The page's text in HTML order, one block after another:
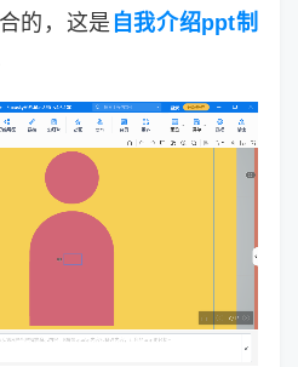
的，这是 自我介绍ppt制